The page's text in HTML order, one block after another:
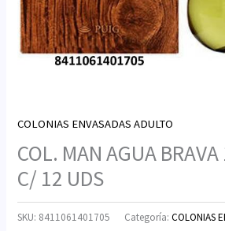
COLONIAS ENVASADAS ADULTO
COL. MAN AGUA
C/ 12 UDS
SKU: 8411061401705 Categoría:COLONIAS